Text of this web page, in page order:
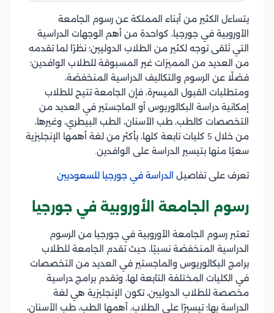
يتساءل الكثير من أبناء المملكة عن رسوم الجامعة
الأوروبية في جورجيا، كواحدة من أهم الوجهات الدراسية
التي تَلقى توجه لكثير من الطلاب الدوليين؛ نظرًا لما تقدمه
من العديد من المميزات غير المسبوقة للطلاب الوافدين؛
فضلًا عن الرسوم والتكاليف الدراسية المنخفضة،
ومتطلبات القبول الميسرة، فإن الجامعة تتيح للطلاب
إمكانية دراسة البكالوريوس أو الماجستير في العديد من
التخصصات كالطب، طب الأسنان، الطب البيطري، وغيرها،
من خلال 5 كليات تابعة كلها، بأكثر من لغة أهمها الإنجليزية
سعيًا منها بتيسير الدراسة على الوافدين.
تعرف على تفاصيل الدراسة في جورجيا للسعوديين
رسوم الجامعة الأوروبية في جورجيا
تعتبر رسوم الجامعة الأوروبية في جورجيا من الرسوم
الدراسية المنخفضة نسبيًا، حيث تقدم الجامعة للطلاب
برامج البكالوريوس والماجستير في العديد من التخصصات
في الكليات المختلفة التابعة لها، وتقدم برامج دراسية
مخصصة للطلاب الدوليين، تكون الإنجليزية هي لغة
الدراسة بها؛ تيسيرًا على الطلاب، أهمها الطب، طب الأسنان،